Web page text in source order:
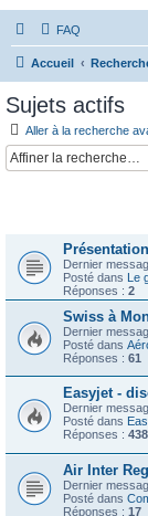
FAQ
Accueil
Sujets actifs
Aller à la recherche
Dernier
Posté dans Le
Réponses : 2
Swiss à
Dernier
Posté dans
Réponses : 61
Easyjet -
Dernier
Posté dans
Réponses : 438
Air Inter
Dernier
Posté dans
Réponses : 17